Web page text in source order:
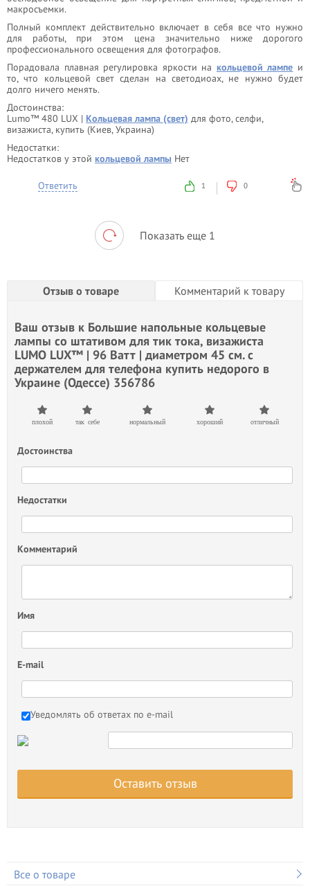
макросъемки.
Полный комплект действительно включает в себя все что нужно
для работы, при этом цена значительно ниже дорогого
профессионального освещения для фотографов.
Порадовала плавная регулировка яркости на кольцевой лампе и
то, что кольцевой свет сделан на светодиоах, не нужно будет
долго ничего менять.
Достоинства:
Lumo™ 480 LUX | Кольцевая лампа (свет) для фото, селфи,
визажиста, купить (Киев, Украина)
Недостатки:
Недостатков у этой кольцевой лампы Нет
Ответить 1 0
Показать еще 1
Отзыв о товаре Комментарий к товару
Ваш отзыв к Большие напольные кольцевые
лампы со штативом для тик тока, визажиста
LUMO LUX™ | 96 Ватт | диаметром 45 см. с
держателем для телефона купить недорого в
Украине (Одессе) 356786
плохой так себе нормальный хороший отличный
Достоинства
Недостатки
Комментарий
Имя
E-mail
Уведомлять об ответах по e-mail
Оставить отзыв
Все о товаре